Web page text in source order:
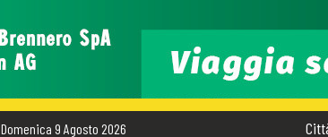
Domenica 9 Agosto 2026